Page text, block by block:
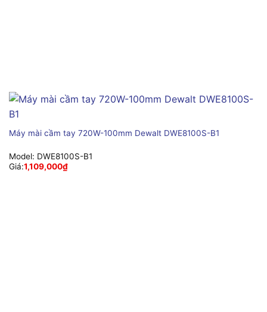
Máy mài cầm tay 720W-100mm Dewalt DWE8100S-B1
Model: DWE8100S-B1
Giá:1,109,000₫